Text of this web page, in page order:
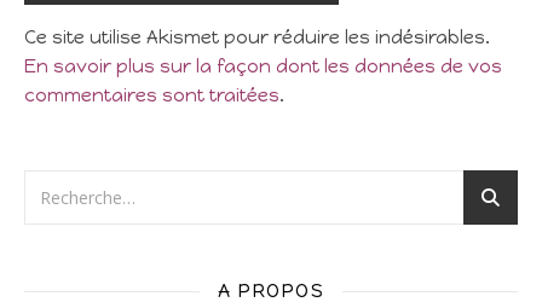
Ce site utilise Akismet pour réduire les indésirables.
En savoir plus sur la façon dont les données de vos
commentaires sont traitées.
A PROPOS